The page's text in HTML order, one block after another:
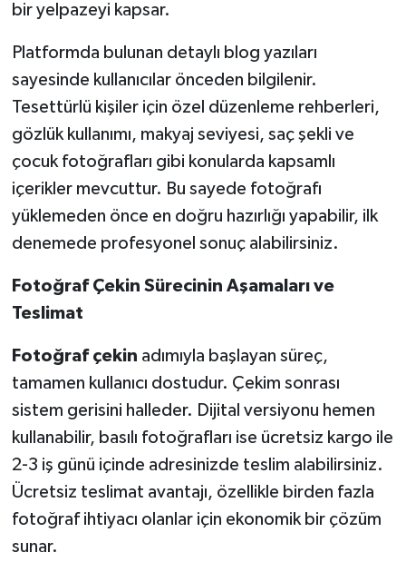
bir yelpazeyi kapsar.
Platformda bulunan detaylı blog yazıları
sayesinde kullanıcılar önceden bilgilenir.
Tesettürlü kişiler için özel düzenleme rehberleri,
gözlük kullanımı, makyaj seviyesi, saç şekli ve
çocuk fotoğrafları gibi konularda kapsamlı
içerikler mevcuttur. Bu sayede fotoğrafı
yüklemeden önce en doğru hazırlığı yapabilir, ilk
denemede profesyonel sonuç alabilirsiniz.
Fotoğraf Çekin Sürecinin Aşamaları ve
Teslimat
Fotoğraf çekin adımıyla başlayan süreç,
tamamen kullanıcı dostudur. Çekim sonrası
sistem gerisini halleder. Dijital versiyonu hemen
kullanabilir, basılı fotoğrafları ise ücretsiz kargo ile
2-3 iş günü içinde adresinizde teslim alabilirsiniz.
Ücretsiz teslimat avantajı, özellikle birden fazla
fotoğraf ihtiyacı olanlar için ekonomik bir çözüm
sunar.